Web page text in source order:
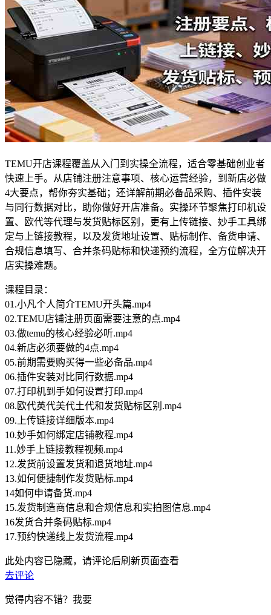
TEMU开店课程覆盖从入门到实操全流程，适合零基础创业者
快速上手。从店铺注册注意事项、核心运营经验，到新店必做
4大要点，帮你夯实基础；还详解前期必备品采购、插件安装
与同行数据对比，助你做好开店准备。实操环节聚焦打印机设
置、欧代等代理与发货贴标区别，更有上传链接、妙手工具绑
定与上链接教程，以及发货地址设置、贴标制作、备货申请、
合规信息填写、合并条码贴标和快递预约流程，全方位解决开
店实操难题。
课程目录：
01.小凡个人简介TEMU开头篇.mp4
02.TEMU店铺注册页面需要注意的点.mp4
03.做temu的核心经验必听.mp4
04.新店必须要做的4点.mp4
05.前期需要购买得一些必备品.mp4
06.插件安装对比同行数据.mp4
07.打印机到手如何设置打印.mp4
08.欧代英代美代土代和发货贴标区别.mp4
09.上传链接详细版本.mp4
10.妙手如何绑定店铺教程.mp4
11.妙手上链接教程视频.mp4
12.发货前设置发货和退货地址.mp4
13.如何便捷制作发货贴标.mp4
14如何申请备货.mp4
15.发货制造商信息和合规信息和实拍图信息.mp4
16发货合并条码贴标.mp4
17.预约快递线上发货流程.mp4
此处内容已隐藏，请评论后刷新页面查看
去评论
觉得内容不错？我要